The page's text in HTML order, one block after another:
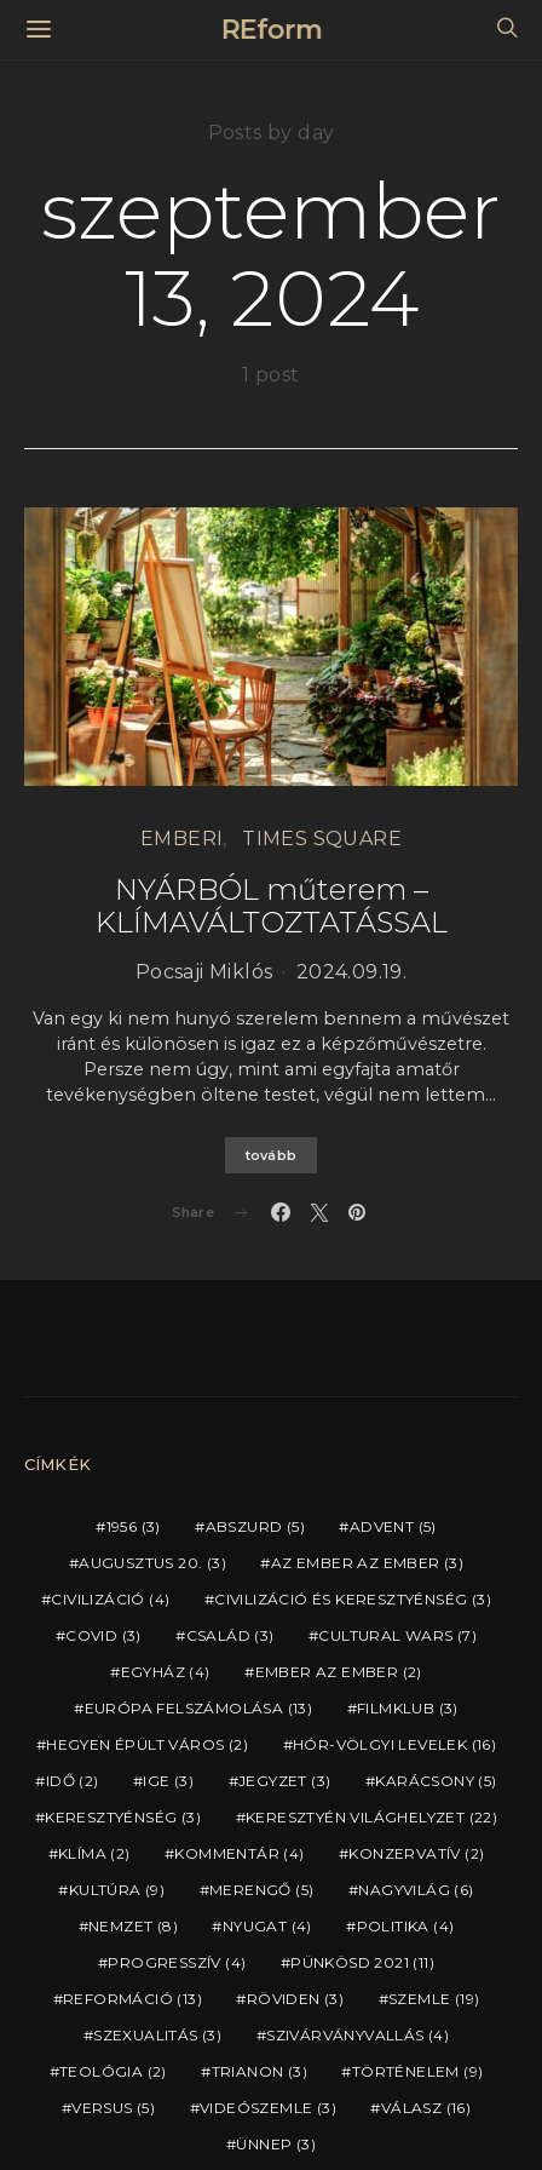
REform
Posts by day
szeptember
13, 2024
1 post
EMBERI TIMES SQUARE
NYÁRBÓL műterem –
KLÍMAVÁLTOZTATÁSSAL
Pocsaji Miklós 2024.09.19.
Van egy ki nem hunyó szerelem bennem a művészet
iránt és különösen is igaz ez a képzőművészetre.
Persze nem úgy, mint ami egyfajta amatőr
tevékenységben öltene testet, végül nem lettem…
tovább
Share
CÍMKÉK
1956 (3) ABSZURD (5) ADVENT (5)
AUGUSZTUS 20. (3) AZ EMBER AZ EMBER (3)
CIVILIZÁCIÓ (4) CIVILIZÁCIÓ ÉS KERESZTYÉNSÉG (3)
COVID (3) CSALÁD (3) CULTURAL WARS (7)
EGYHÁZ (4) EMBER AZ EMBER (2)
EURÓPA FELSZÁMOLÁSA (13) FILMKLUB (3)
HEGYEN ÉPÜLT VÁROS (2) HÓR-VÖLGYI LEVELEK (16)
IDŐ (2) IGE (3) JEGYZET (3) KARÁCSONY(5)
KERESZTYÉNSÉG (3) KERESZTYÉN VILÁGHELYZET (22)
KLÍMA(2) KOMMENTÁR (4) KONZERVATÍV(2)
KULTÚRA (9) MERENGŐ (5) NAGYVILÁG (6)
NEMZET (8) NYUGAT (4) POLITIKA (4)
PROGRESSZÍV(4) PÜNKÖSD 2021 (11)
REFORMÁCIÓ (13) RÖVIDEN (3) SZEMLE (19)
SZEXUALITÁS (3) SZIVÁRVÁNYVALLÁS (4)
TEOLÓGIA (2) TRIANON (3) TÖRTÉNELEM (9)
VERSUS (5) VIDEÓSZEMLE (3) VÁLASZ (16)
ÜNNEP (3)